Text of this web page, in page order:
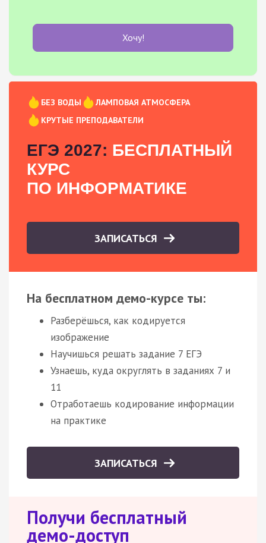
Хочу!
БЕЗ ВОДЫ
ЛАМПОВАЯ АТМОСФЕРА
КРУТЫЕ ПРЕПОДАВАТЕЛИ
ЕГЭ 2027: БЕСПЛАТНЫЙ
КУРС
ПО ИНФОРМАТИКЕ
ЗАПИСАТЬСЯ
На бесплатном демо-курсе ты:
Разберёшься, как кодируется
изображение
Научишься решать задание 7 ЕГЭ
Узнаешь, куда округлять в заданиях 7 и
11
Отработаешь кодирование информации
на практике
ЗАПИСАТЬСЯ
Получи бесплатный
демо-доступ